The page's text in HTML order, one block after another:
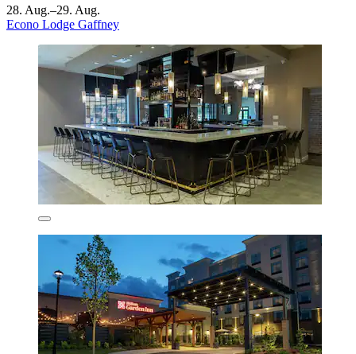
28. Aug.–29. Aug.
Econo Lodge Gaffney